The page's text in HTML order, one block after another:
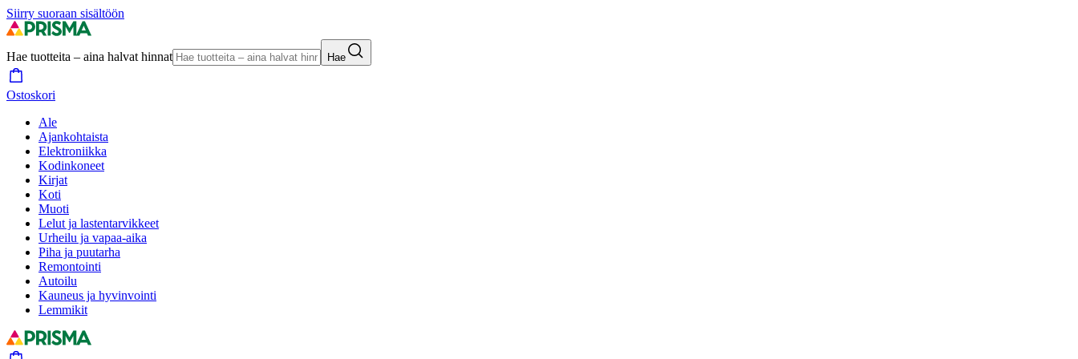
Siirry suoraan sisältöön
Hae tuotteita – aina halvat hinnat Hae
Ostoskori
Ale
Ajankohtaista
Elektroniikka
Kodinkoneet
Kirjat
Koti
Muoti
Lelut ja lastentarvikkeet
Urheilu ja vapaa-aika
Piha ja puutarha
Remontointi
Autoilu
Kauneus ja hyvinvointi
Lemmikit